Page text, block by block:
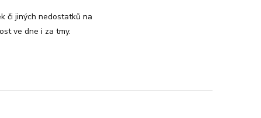
či jiných nedostatků na
ve dne i za tmy.